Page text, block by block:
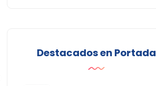
Destacados en Portada